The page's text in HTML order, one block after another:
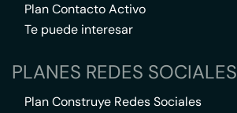
Plan Contacto Activo
Te puede interesar
PLANES REDES SOCIALES
Plan Construye Redes Sociales